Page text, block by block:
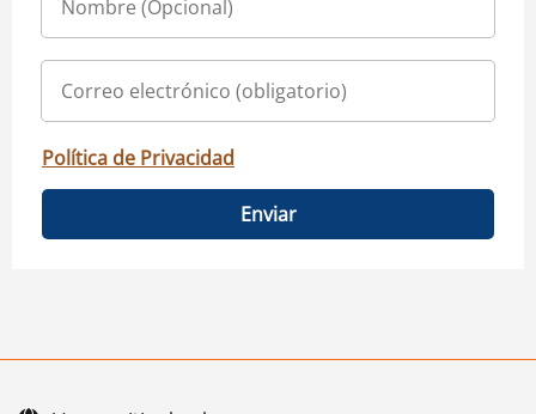
Política de Privacidad
Enviar